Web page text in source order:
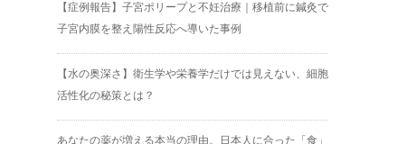
【症例報告】子宮ポリープと不妊治療｜移植前に鍼灸で
子宮内膜を整え陽性反応へ導いた事例
【水の奥深さ】衛生学や栄養学だけでは見えない、細胞
活性化の秘策とは？
あなたの薬が増える本当の理由。日本人に合った「食」